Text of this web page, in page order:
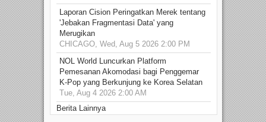
Laporan Cision Peringatkan Merek tentang
'Jebakan Fragmentasi Data' yang
Merugikan
CHICAGO, Wed, Aug 5 2026 2:00 PM
NOL World Luncurkan Platform
Pemesanan Akomodasi bagi Penggemar
K-Pop yang Berkunjung ke Korea Selatan
Tue, Aug 4 2026 2:00 AM
Berita Lainnya